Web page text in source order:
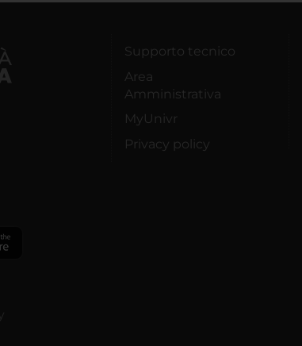
Supporto tecnico
Area
Amministrativa
MyUnivr
Privacy policy